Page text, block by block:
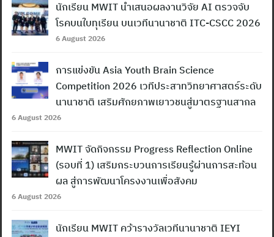
นักเรียน MWIT นำเสนอผลงานวิจัย AI ตรวจจับ
โรคบนใบทุเรียน บนเวทีนานาชาติ ITC-CSCC 2026
6 August 2026
การแข่งขัน Asia Youth Brain Science
Competition 2026 เวทีประสาทวิทยาศาสตร์ระดับ
นานาชาติ เสริมศักยภาพเยาวชนสู่มาตรฐานสากล
6 August 2026
MWIT จัดกิจกรรม Progress Reflection Online
(รอบที่ 1) เสริมกระบวนการเรียนรู้ผ่านการสะท้อน
ผล สู่การพัฒนาโครงงานเพื่อสังคม
6 August 2026
นักเรียน MWIT คว้ารางวัลเวทีนานาชาติ IEYI